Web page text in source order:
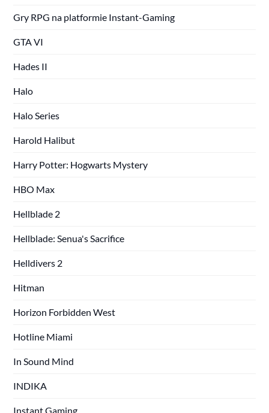
Gry RPG na platformie Instant-Gaming
GTA VI
Hades II
Halo
Halo Series
Harold Halibut
Harry Potter: Hogwarts Mystery
HBO Max
Hellblade 2
Hellblade: Senua's Sacrifice
Helldivers 2
Hitman
Horizon Forbidden West
Hotline Miami
In Sound Mind
INDIKA
Instant Gaming